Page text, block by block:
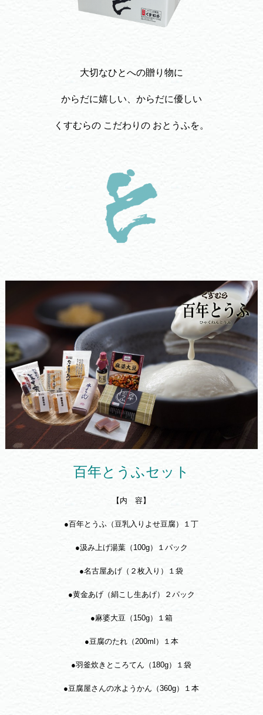
大切なひとへの贈り物に
からだに嬉しい、からだに優しい
くすむらの こだわりの おとうふを。
百年とうふセット
【内 容】
●百年とうふ（豆乳入りよせ豆腐）１丁
●汲み上げ湯葉（100g）１パック
●名古屋あげ（２枚入り）１袋
●黄金あげ（絹こし生あげ）２パック
●麻婆大豆（150g）１箱
●豆腐のたれ（200ml）１本
●羽釜炊きところてん（180g）１袋
●豆腐屋さんの水ようかん（360g）１本